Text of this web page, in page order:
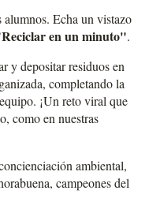
Echa un vistazo
en un minuto".
y depositar residuos en
completando la
¡Un reto viral que
como en nuestras
ambiental,
campeones del